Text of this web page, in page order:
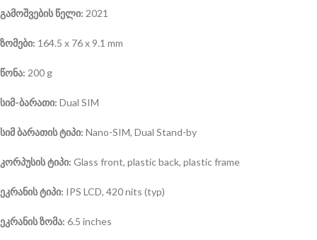
გამოშვების წელი: 2021
ზომები: 164.5 x 76 x 9.1 mm
წონა: 200 g
სიმ-ბარათი: Dual SIM
სიმ ბარათის ტიპი: Nano-SIM, Dual Stand-by
კორპუსის ტიპი: Glass front, plastic back, plastic frame
ეკრანის ტიპი: IPS LCD, 420 nits (typ)
ეკრანის ზომა: 6.5 inches